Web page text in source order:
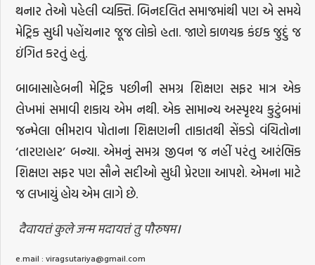
થનાર તેઓ પહેલી વ્યક્તિ. બિનદલિત સમાજમાંથી પણ એ સમયે
મેટ્રિક સુધી પહોંચનાર જૂજ લોકો હતા. જાણે કાળચક્ર કંઇક જુદું જ
ઇંગિત કરતું હતું.
બાબાસાહેબની મેટ્રિક પછીની સમગ્ર શિક્ષણ સફર માત્ર એક
લેખમાં સમાવી શકાય એમ નથી. એક સામાન્ય અસ્પૃશ્ય કુટુંબમાં
જન્મેલા ભીમરાવ પોતાના શિક્ષણની તાકાતથી સેંકડો વંચિતોના
‘તારણહાર’ બન્યા. એમનું સમગ્ર જીવન જ નહીં પરંતુ આરંભિક
શિક્ષણ સફર પણ સૌને સદીઓ સુધી પ્રેરણા આપશે. એમના માટે
જ લખાયું હોય એમ લાગે છે.
दैवायत्तं कुले जन्म मदायत्तं तु पौरुषम।
e.mail :viragsutariya@gmail.com